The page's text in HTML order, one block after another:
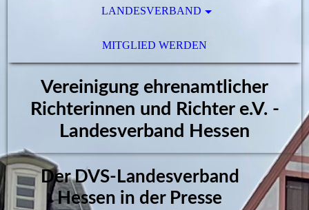
LANDESVERBAND
MITGLIED WERDEN
Vereinigung ehrenamtlicher
Richterinnen und Richter e.V.​ -
Landesverband Hessen
Der DVS-Landesverband
Hessen in der Presse